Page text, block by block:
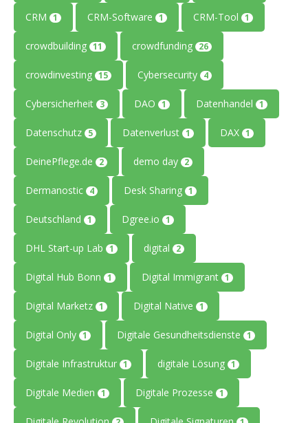
CRM 1 CRM-Software 1 CRM-Tool 1
crowdbuilding 11 crowdfunding 26
crowdinvesting 15 Cybersecurity 4
Cybersicherheit 3 DAO 1 Datenhandel 1
Datenschutz 5 Datenverlust 1 DAX 1
DeinePflege.de 2 demo day 2
Dermanostic 4 Desk Sharing 1
Deutschland 1 Dgree.io 1
DHL Start-up Lab 1 digital 2
Digital Hub Bonn 1 Digital Immigrant 1
Digital Marketz 1 Digital Native 1
Digital Only 1 Digitale Gesundheitsdienste 1
Digitale Infrastruktur 1 digitale Lösung 1
Digitale Medien 1 Digitale Prozesse 1